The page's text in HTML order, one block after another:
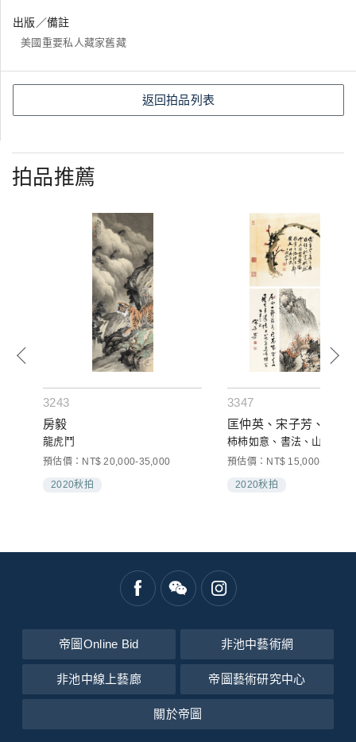
出版／備註
美國重要私人藏家舊藏
返回拍品列表
拍品推薦
3243
房毅
龍虎鬥
預估價：NT$ 20,000-35,000
2020秋拍
3347
匡仲英、宋子芳、佩衡
柿柿如意、書法、山水(三
預估價：NT$ 15,000-30,000
2020秋拍
帝圖Online Bid 非池中藝術網
非池中線上藝廊 帝圖藝術研究中心
關於帝圖